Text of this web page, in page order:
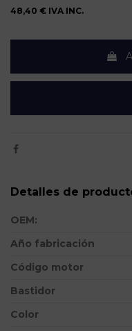
48,40 € IVA INC.
Detalles de
OEM:
Año fabricación
Código motor
Bastidor
Color